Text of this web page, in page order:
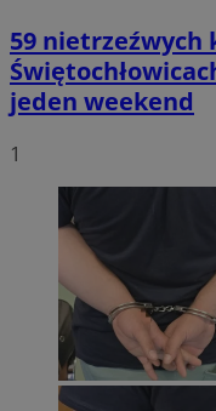
59 nietrzeźwych
jeden weekend
1